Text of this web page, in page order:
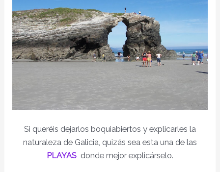
Si queréis dejarlos boquiabiertos y explicarles la
naturaleza de Galicia, quizás sea esta una de las
PLAYAS donde mejor explicárselo.